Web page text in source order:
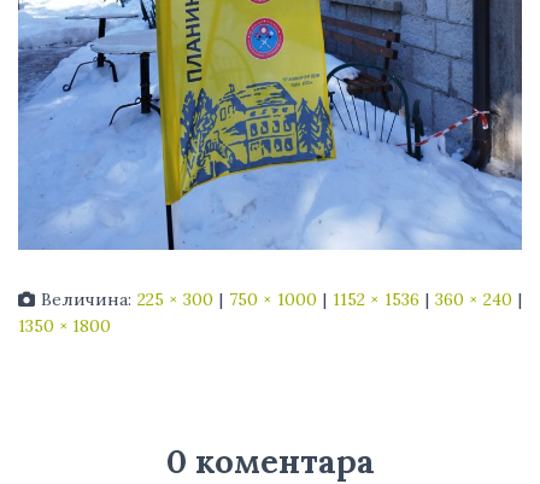
Величина: 225 × 300 | 750 × 1000 | 1152 × 1536 | 360 × 240 |
1350 × 1800
0 коментара